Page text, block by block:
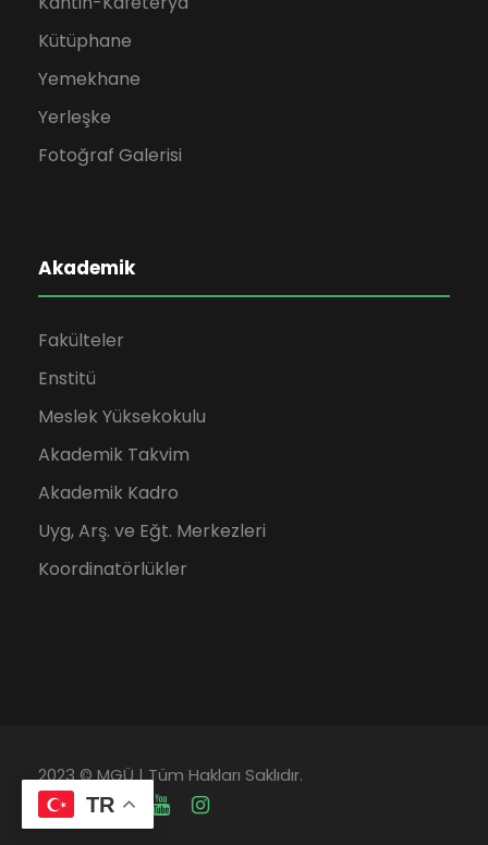
Kütüphane
Yemekhane
Yerleşke
Fotoğraf Galerisi
Akademik
Fakülteler
Enstitü
Meslek Yüksekokulu
Akademik Takvim
Akademik Kadro
Uyg, Arş. ve Eğt. Merkezleri
Koordinatörlükler
2023 © MGÜ | Tüm Hakları Saklıdır.
TR